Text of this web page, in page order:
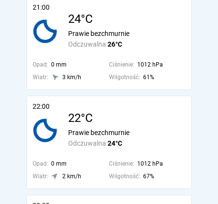
21:00
24°C
Odczuwalna 26°C
Prawie bezchmurnie
Opad: 0 mm Ciśnienie: 1012 hPa
Wiatr:
3 km/h Wilgotność: 61%
22:00
22°C
Odczuwalna 24°C
Prawie bezchmurnie
Opad: 0 mm Ciśnienie: 1012 hPa
Wiatr:
2 km/h Wilgotność: 67%